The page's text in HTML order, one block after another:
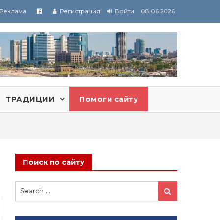
Реклама Регистрация Войти 08.06.2026
ТРАДИЦИИ Помоги сайту
Поиск по сайту
Search
for:
Search